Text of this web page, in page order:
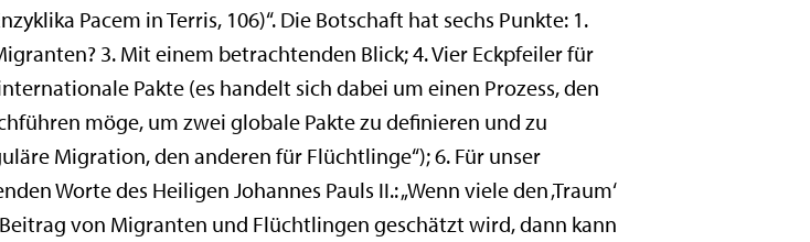
Pacem in Terris, 106)“. Die Botschaft hat sechs Punkte: 1.
3. Mit einem betrachtenden Blick; 4. Vier Eckpfeiler für
Pakte (es handelt sich dabei um einen Prozess, den
möge, um zwei globale Pakte zu definieren und zu
Migration, den anderen für Flüchtlinge“); 6. Für unser
Worte des Heiligen Johannes Pauls II.: „Wenn viele den ‚Traum‘
von Migranten und Flüchtlingen geschätzt wird, dann kann